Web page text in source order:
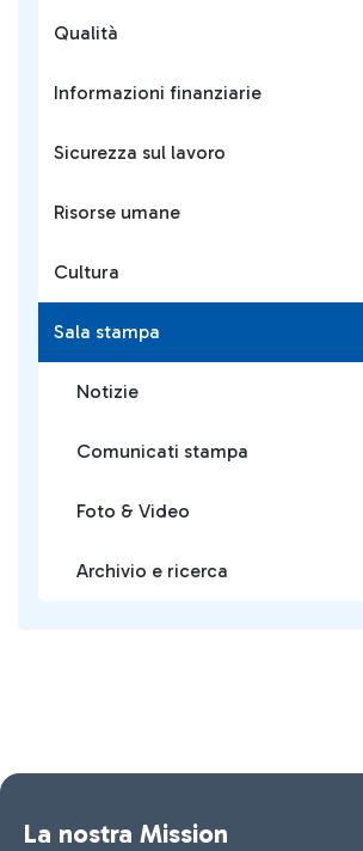
Qualità
Informazioni finanziarie
Sicurezza sul lavoro
Risorse umane
Cultura
Sala stampa
Notizie
Comunicati stampa
Foto & Video
Archivio e ricerca
La nostra Mission